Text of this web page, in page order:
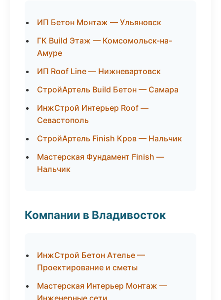
ИП Бетон Монтаж — Ульяновск
ГК Build Этаж — Комсомольск-на-
Амуре
ИП Roof Line — Нижневартовск
СтройАртель Build Бетон — Самара
ИнжСтрой Интерьер Roof —
Севастополь
СтройАртель Finish Кров — Нальчик
Мастерская Фундамент Finish —
Нальчик
Компании в Владивосток
ИнжСтрой Бетон Ателье —
Проектирование и сметы
Мастерская Интерьер Монтаж —
Инженерные сети